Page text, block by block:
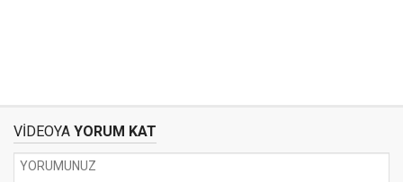
VİDEOYA YORUM KAT